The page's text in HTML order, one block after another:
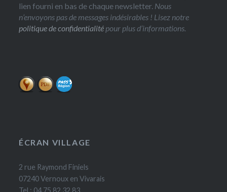
lien fourni en bas de chaque newsletter. Nous
n’envoyons pas de messages indésirables ! Lisez notre
politique de confidentialité pour plus d’informations.
ÉCRAN VILLAGE
2 rue Raymond Finiels
07240 Vernoux en Vivarais
Tel : 04 75 82 32 83